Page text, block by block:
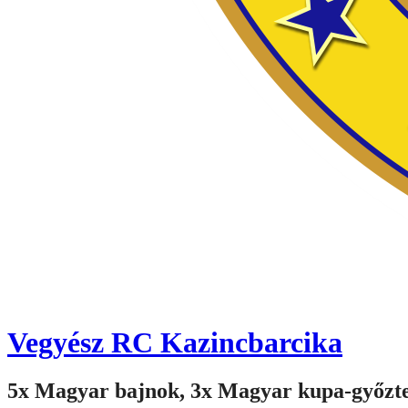
Vegyész RC Kazincbarcika
5x Magyar bajnok, 3x Magyar kupa-